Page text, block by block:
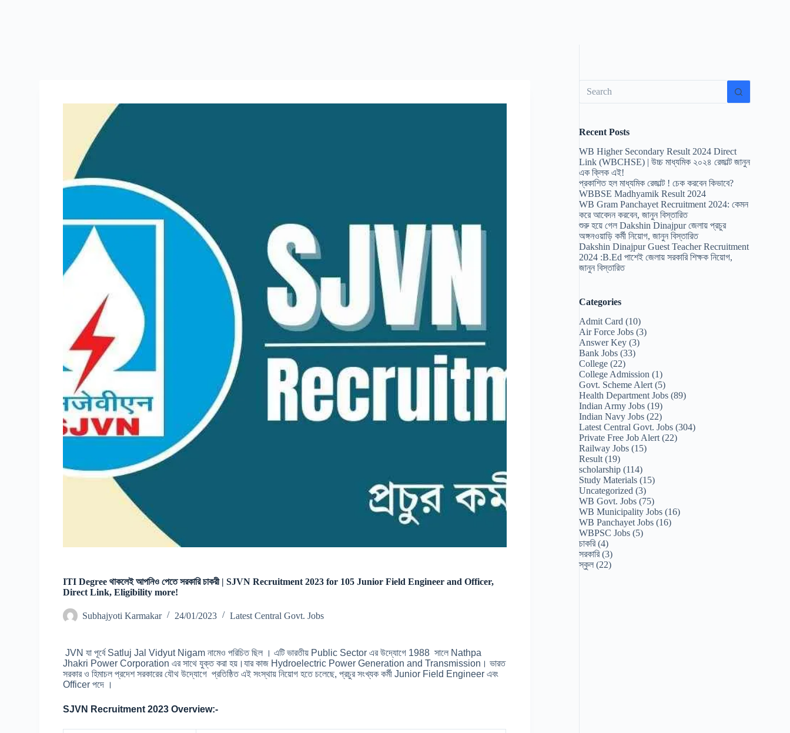
ITI Degree থাকলেই আপনিও পেতে সরকারি চাকরী | SJVN Recruitment 2023 for 105 Junior Field Engineer and Officer,
Direct Link, Eligibility more!
Subhajyoti Karmakar 24/01/2023 Latest Central Govt. Jobs
JVN যা পূর্বে Satluj Jal Vidyut Nigam নামেও পরিচিত ছিল । এটি ভারতীয় Public Sector এর উদ্যোগে 1988 সালে Nathpa
Jhakri Power Corporation এর সাথে যুক্ত করা হয়।যার কাজ Hydroelectric Power Generation and Transmission। ভারত
সরকার ও হিমাচল প্রদেশ সরকারের যৌথ উদ্যোগে প্রতিষ্ঠিত এই সংস্থায় নিয়োগ হতে চলেছে, প্রচুর সংখ্যক কর্মী Junior Field Engineer এবং
Officer পদে ।
SJVN Recruitment 2023 Overview:-
results
Recent Posts
WB Higher Secondary Result 2024 Direct
Link (WBCHSE) | উচ্চ মাধ্যমিক ২০২৪ রেজাল্ট জানুন
এক ক্লিক এই!
প্রকাশিত হল মাধ্যমিক রেজাল্ট ! চেক করবেন কিভাবে?
WBBSE Madhyamik Result 2024
WB Gram Panchayet Recruitment 2024: কেমন
করে আবেদন করবেন, জানুন বিস্তারিত
শুরু হয়ে গেল Dakshin Dinajpur জেলায় প্রচুর
অঙ্গনওয়াড়ি কর্মী নিয়োগ, জানুন বিস্তারিত
Dakshin Dinajpur Guest Teacher Recruitment
2024 :B.Ed পাশেই জেলায় সরকারি শিক্ষক নিয়োগ,
জানুন বিস্তারিত
Categories
Admit Card (10)
Air Force Jobs (3)
Answer Key (3)
Bank Jobs (33)
College (22)
College Admission (1)
Govt. Scheme Alert (5)
Health Department Jobs (89)
Indian Army Jobs (19)
Indian Navy Jobs (22)
Latest Central Govt. Jobs (304)
Private Free Job Alert (22)
Railway Jobs (15)
Result (19)
scholarship (114)
Study Materials (15)
Uncategorized (3)
WB Govt. Jobs (75)
WB Municipality Jobs (16)
WB Panchayet Jobs (16)
WBPSC Jobs (5)
চাকরি(4)
সরকারি(3)
স্কুল (22)